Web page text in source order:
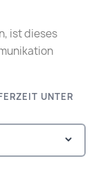
ist dieses
UNTER